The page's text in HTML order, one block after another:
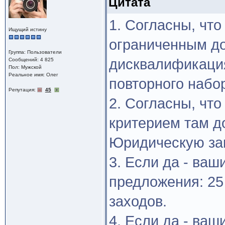
Ищущий истину
Группа: Пользователи
Сообщений: 4 825
Пол: Мужской
Реальное имя: Олег
Репутация: 45
1. Согласны,
ограниченным
повторного
2. Согласны,
критерием там
Юридическую
3. Если да -
предложения:
заходов.
4. Если да -